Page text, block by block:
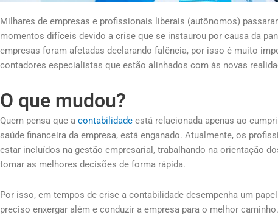
Milhares de empresas e profissionais liberais (autônomos)
momentos difíceis devido a crise que se instaurou por causa da
empresas foram afetadas declarando falência, por isso é muito
contadores especialistas que estão alinhados com às novas
O que mudou?
Quem pensa que a contabilidade está relacionada apenas ao
saúde financeira da empresa, está enganado. Atualmente, os
estar incluídos na gestão empresarial, trabalhando na orientação
tomar as melhores decisões de forma rápida.
Por isso, em tempos de crise a contabilidade desempenha um
preciso enxergar além e conduzir a empresa para o melhor